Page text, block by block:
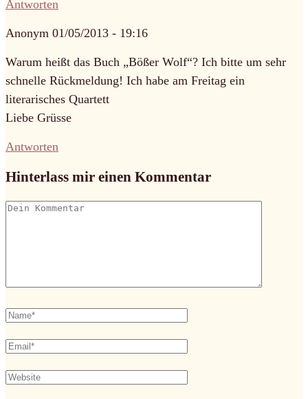
Antworten
Anonym 01/05/2013 - 19:16
Warum heißt das Buch „Bößer Wolf“? Ich bitte um sehr
schnelle Rückmeldung! Ich habe am Freitag ein
literarisches Quartett
Liebe Grüsse
Antworten
Hinterlass mir einen Kommentar